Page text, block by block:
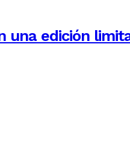
una edición